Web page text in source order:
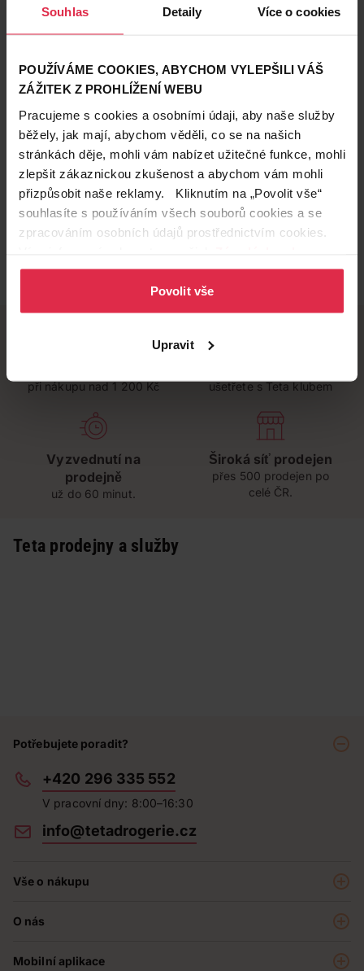
Souhlas Detaily Více o cookies
POUŽÍVÁME COOKIES, ABYCHOM VYLEPŠILI VÁŠ
ZÁŽITEK Z PROHLÍŽENÍ WEBU
Pracujeme s cookies a osobními údaji, aby naše služby
běžely, jak mají, abychom věděli, co se na našich
stránkách děje, mohli vám nabízet užitečné funkce, mohli
zlepšit zákaznickou zkušenost a abychom vám mohli
přizpůsobit naše reklamy. Kliknutím na „Povolit vše“
souhlasíte s používáním všech souborů cookies a se
zpracováním osobních údajů prostřednictvím cookies.
osobních údajů.
Povolit vše
Upravit
při nákupu nad 1 200 Kč ušetřete s Teta klubem
Vyzvednutí na
prodejně
už do 60 minut.
Široká síť prodejen
přes 500 prodejen po
celé ČR.
Teta prodejny a služby
Potřebujete poradit?
+420 296 335 552
V pracovní dny: 8:00–16:30
info@tetadrogerie.cz
Vše o nákupu
Prodejny
O nás
Mobilní aplikace